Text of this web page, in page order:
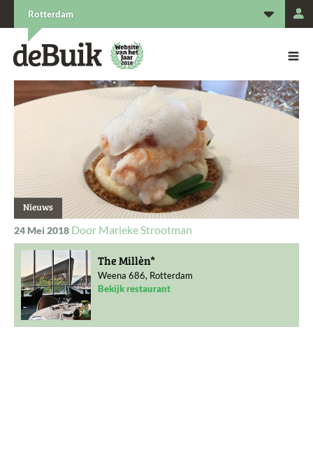
Nieuws
24 Mei 2018 Marieke Strootman
The Millèn*
Weena 686, Rotterdam
Bekijk restaurant
Rotterdam
De Buik van {city: city}
De Buik